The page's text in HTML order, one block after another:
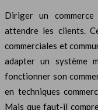
Diriger un
attendre les clients.
commerciales et
adapter un système
fonctionner son
en techniques
Mais que faut-il